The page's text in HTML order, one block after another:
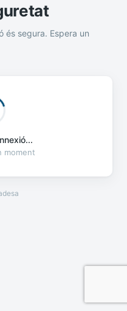
és segura. Espera un
moment